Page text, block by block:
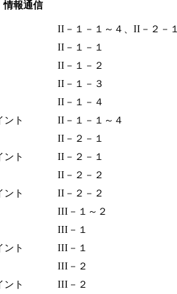
情報通信
II－１－１～４、II－２－
II－１－１
II－１－２
II－１－３
II－１－４
ント
II－１－１～４
II－２－１
ント
II－２－１
II－２－２
ント
II－２－２
III－１～２
III－１
ント
III－１
III－２
ント
III－２